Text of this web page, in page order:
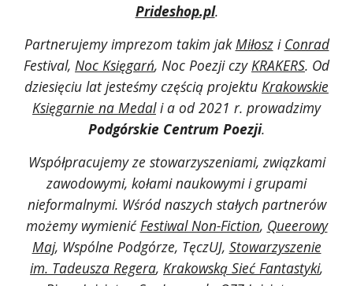
Prideshop.pl.
Partnerujemy imprezom takim jakMiłoszi Conrad
Festival, Noc Księgarń, Noc Poezji czyKRAKERS. Od
dziesięciu lat jesteśmy częścią projektu Krakowskie
Księgarnie na Medali a od 2021 r. prowadzimy
Podgórskie Centrum Poezji.
Współpracujemy ze stowarzyszeniami, związkami
zawodowymi, kołami naukowymi i grupami
nieformalnymi. Wśród naszych stałych partnerów
możemy wymienić Festiwal Non-Fiction, Queerowy
Maj, Wspólne Podgórze, TęczUJ, Stowarzyszenie
im. Tadeusza Regera, Krakowską Sieć Fantastyki,